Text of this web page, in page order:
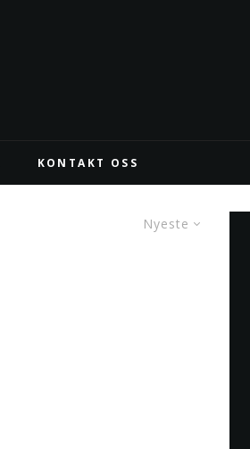
KONTAKT OSS
Nyeste